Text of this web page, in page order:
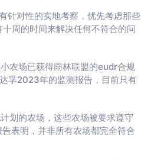
针对性的实地考察，优先考虑那些
周的时间来解决任何不符合的问
农场已获得雨林联盟的eudr合规
孚2023年的监测报告，目前只有
划的农场，这些农场被要求遵守
表明，并非所有农场都完全符合